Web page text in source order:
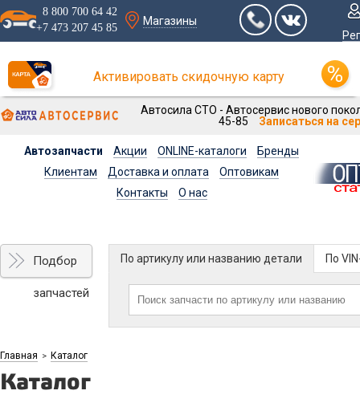
8 800 700 64 42
+7 473 207 45 85
Магазины
Активировать скидочную карту
Автосила СТО - Автосервис нового
45-85
Записаться на
Автозапчасти Акции ONLINE-каталоги
Бренды
Клиентам
Доставка и оплата
Оптовикам
Контакты
О нас
Подбор
запчастей
По артикулу или названию детали По
Главная > Каталог
Каталог